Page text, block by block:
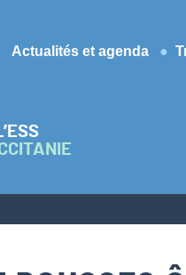
Actualités et agenda